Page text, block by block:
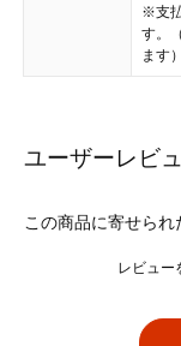
※支
す。
ます）
ユーザーレビ
この商品に寄せられ
レビュー